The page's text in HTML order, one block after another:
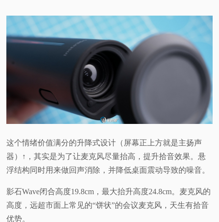
这个情绪价值满分的升降式设计（屏幕正上方就是主扬声
器）↑，其实是为了让麦克风尽量抬高，提升拾音效果。悬
浮结构同时用来做回声消除，并降低桌面震动导致的噪音。
影石Wave闭合高度19.8cm，最大抬升高度24.8cm。麦克风的
高度，远超市面上常见的“饼状”的会议麦克风，天生有拾音
优势。